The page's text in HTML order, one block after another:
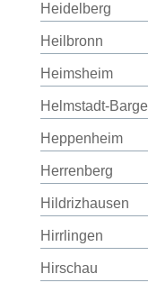
Heidelberg
Heilbronn
Heimsheim
Helmstadt-
Heppenheim
Herrenberg
Hildrizhausen
Hirrlingen
Hirschau